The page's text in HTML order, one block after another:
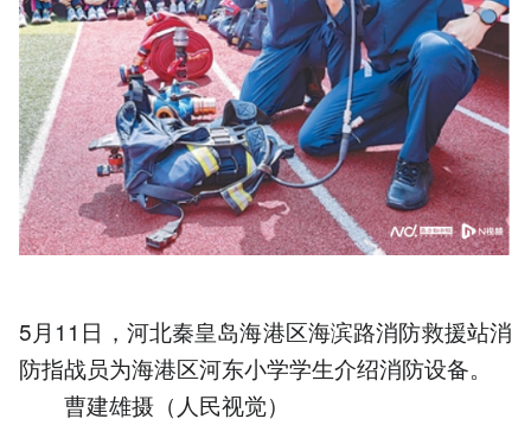
5月11日，河北秦皇岛海港区海滨路消防救援站消
防指战员为海港区河东小学学生介绍消防设备。
曹建雄摄（人民视觉）